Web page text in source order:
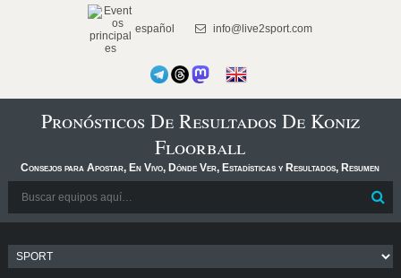
español info@live2sport.com
Pronósticos De Resultados De Koniz
Floorball
Consejos para Apostar, En Vivo, Dónde Ver, Estadísticas y Resultados, Resumen